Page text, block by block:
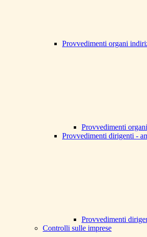
Provvedimenti organi
Provvedimenti
Provvedimenti dirigenti -
Provvedimenti
Controlli sulle imprese